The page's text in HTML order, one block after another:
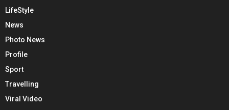
LifeStyle
News
Photo News
Profile
Sport
Travelling
Viral Video